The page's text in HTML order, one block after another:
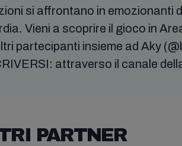
si affrontano in emozionanti
Vieni a scoprire il gioco in
partecipanti insieme ad Aky
attraverso il canale
PARTNER